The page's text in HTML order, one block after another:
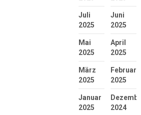
Juli
2025
Juni
2025
Mai
2025
April
2025
März
2025
Februar
2025
Januar
2025
2024